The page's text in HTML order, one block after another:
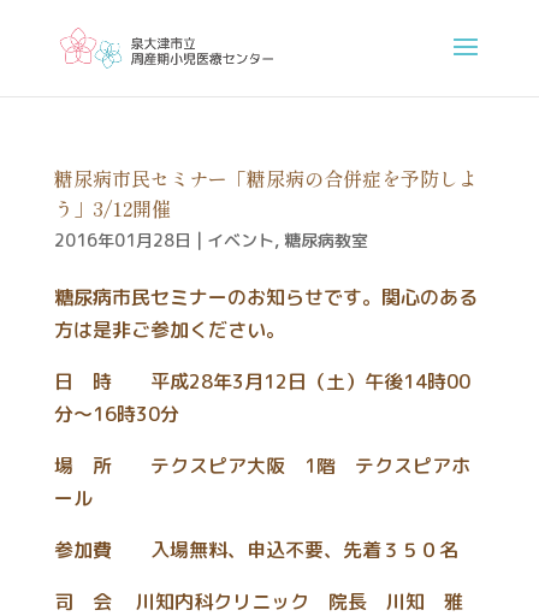
糖尿病市民セミナー「糖尿病の合併症を予防しよ
う」3/12開催
2016年01月28日 | イベント, 糖尿病教室
糖尿病市民セミナーのお知らせです。関心のある
方は是非ご参加ください。
日 時 平成28年3月12日（土）午後14時00
分～16時30分
場 所 テクスピア大阪 1階 テクスピアホ
ール
参加費 入場無料、申込不要、先着３５０名
司 会 川知内科クリニック 院長 川知 雅